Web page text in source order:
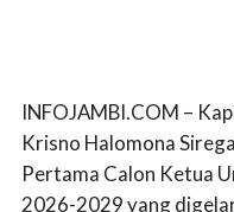
INFOJAMBI.COM –
Krisno Halomona
Pertama Calon Ketua
2026-2029 yang